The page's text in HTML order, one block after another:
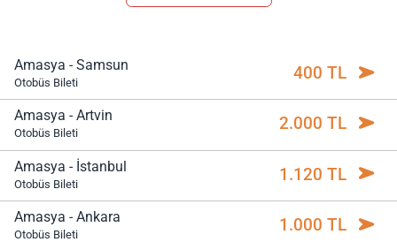
Amasya - Samsun
Otobüs Bileti 400 TL
Amasya - Artvin
Otobüs Bileti 2.000 TL
Amasya - İstanbul
Otobüs Bileti 1.120 TL
Amasya - Ankara
Otobüs Bileti 1.000 TL